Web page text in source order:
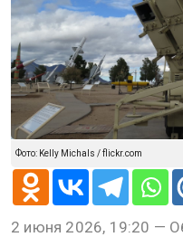
Фото: Kelly Michals / flickr.com
2 июня 2026, 19:20 —